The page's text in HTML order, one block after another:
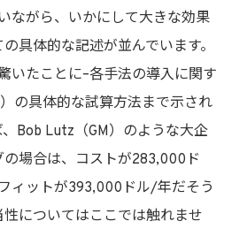
ながら、いかにして大きな効果
具体的な記述が並んでいます。
いたことに–各手法の導入に関す
の具体的な試算方法まで示され
Bob Lutz（GM）のような大企
場合は、コストが283,000ド
ィットが393,000ドル/年だそう
についてはここでは触れませ